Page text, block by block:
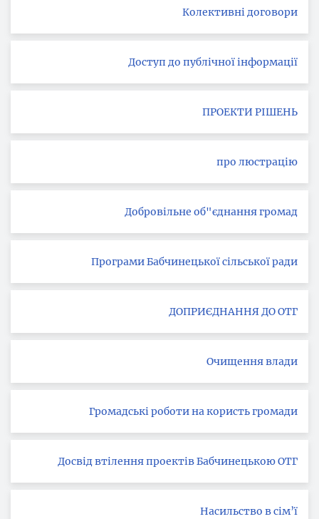
Колективні договори
Доступ до публічної інформації
ПРОЕКТИ РІШЕНЬ
про люстрацію
Добровільне об"єднання громад
Програми Бабчинецької сільської ради
ДОПРИЄДНАННЯ ДО ОТГ
Очищення влади
Громадські роботи на користь громади
Досвід втілення проектів Бабчинецькою ОТГ
Насильство в сім’ї